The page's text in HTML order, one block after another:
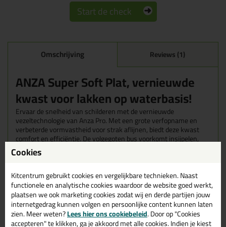
Start de check
Omschrijving Reviews (1)
ANZA Super Soft Plat, vernieuwde
kwast voor lakken op waterbasis!
Ervaar de snelheid van schilderen met de vernieuwde
vezeltechnologie van Anza Pro. Met een grote verfopname en
verbeterde vormvastheid voor strak aflijnen, biedt deze kwast
comfort en efficiëntie. De volgegoten bus voorkomt insijpelen,
terwijl de walitatieve beukenhouten steel voor een fijne grip zorgt.
Geschikt voor waterbasis lakken.
Deze vernieuwde kwast van ANZA Pro is extra duurzaam. De
onbehandelde houten steel is gemaakt van duurzaam hout en de
kwast is voorzien van een FSC verpakking! Anza denkt met deze
verbeterde kwastenlijn niet alleen aan jou, maar ook aan het
milieu ♻️
Cookies
Kitcentrum gebruikt cookies en vergelijkbare technieken. Naast
functionele en analytische cookies waardoor de website goed werkt,
plaatsen we ook marketing cookies zodat wij en derde partijen jouw
internetgedrag kunnen volgen en persoonlijke content kunnen laten
zien. Meer weten?Lees hier ons cookiebeleid. Door op "Cookies
accepteren" te klikken, ga je akkoord met alle cookies. Indien je kiest